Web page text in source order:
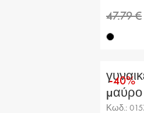
-40%
μαύρο
Κωδ.: